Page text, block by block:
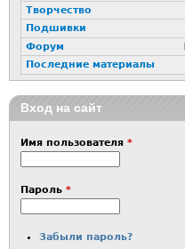
Творчество
Подшивки
Форум
Последние материалы
Вход на сайт
Имя пользователя *
Пароль *
Забыли пароль?